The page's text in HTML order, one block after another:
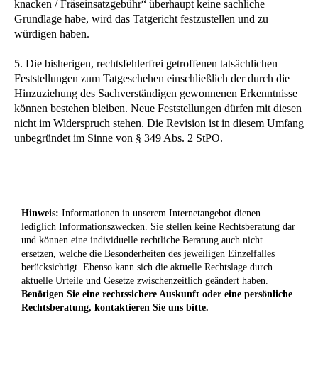
knacken / Fräseinsatzgebühr“ überhaupt keine sachliche
Grundlage habe, wird das Tatgericht festzustellen und zu
würdigen haben.
5. Die bisherigen, rechtsfehlerfrei getroffenen tatsächlichen
Feststellungen zum Tatgeschehen einschließlich der durch die
Hinzuziehung des Sachverständigen gewonnenen Erkenntnisse
können bestehen bleiben. Neue Feststellungen dürfen mit diesen
nicht im Widerspruch stehen. Die Revision ist in diesem Umfang
unbegründet im Sinne von § 349 Abs. 2 StPO.
Hinweis: Informationen in unserem Internetangebot dienen
lediglich Informationszwecken. Sie stellen keine Rechtsberatung dar
und können eine individuelle rechtliche Beratung auch nicht
ersetzen, welche die Besonderheiten des jeweiligen Einzelfalles
berücksichtigt. Ebenso kann sich die aktuelle Rechtslage durch
aktuelle Urteile und Gesetze zwischenzeitlich geändert haben.
Benötigen Sie eine rechtssichere Auskunft oder eine persönliche
Rechtsberatung, kontaktieren Sie uns bitte.